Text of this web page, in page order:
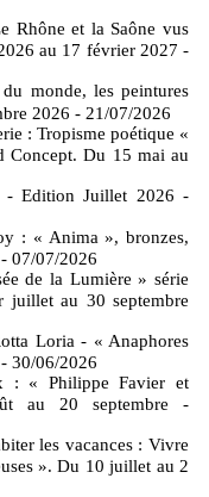
Rhône et la Saône vus
au 17 février 2027 -
monde, les peintures
2026 - 21/07/2026
: Tropisme poétique «
Concept. Du 15 mai au
Edition Juillet 2026 -
: « Anima », bronzes,
- 07/07/2026
de la Lumière » série
juillet au 30 septembre
Loria - « Anaphores
- 30/06/2026
: « Philippe Favier et
au 20 septembre
-
les vacances : Vivre
». Du 10 juillet au 2